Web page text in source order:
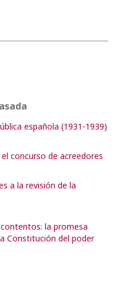
española (1931-1939)
concurso de acreedores
a la revisión de la
la promesa
Constitución del poder